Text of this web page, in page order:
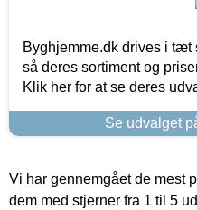
Byghjemme.dk drives i tæt
så deres sortiment og
Klik her for at se deres
Se udvalget
Vi har gennemgået de mest
dem med stjerner fra 1 til 5